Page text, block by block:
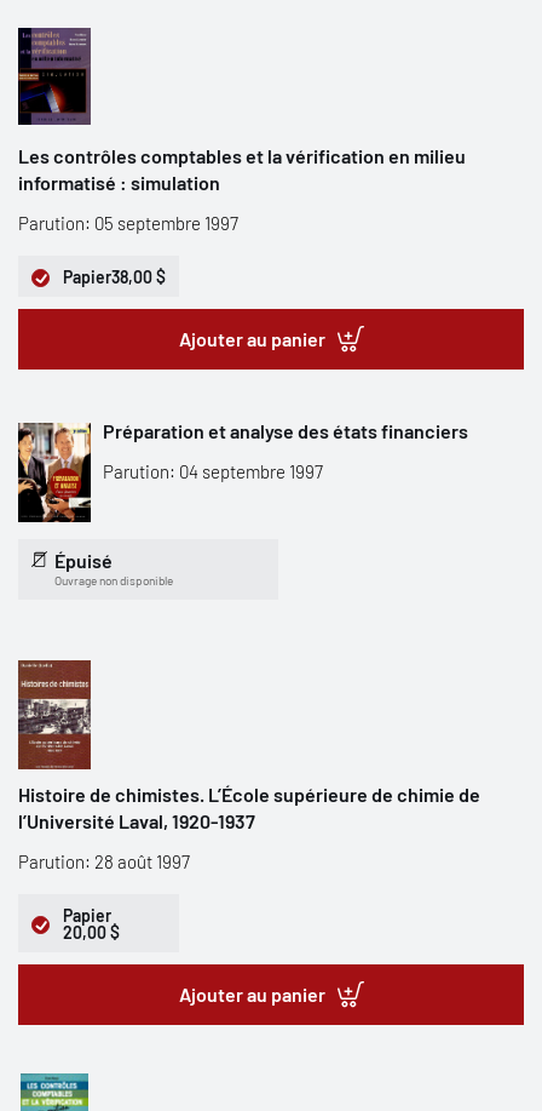
Les contrôles comptables et la vérification en milieu
informatisé : simulation
Parution: 05 septembre 1997
Papier38,00 $
Ajouter au panier
Préparation et analyse des états financiers
Parution: 04 septembre 1997
Épuisé
Ouvrage non disponible
Histoire de chimistes. L’École supérieure de chimie de
l’Université Laval, 1920-1937
Parution: 28 août 1997
Papier
20,00 $
Ajouter au panier